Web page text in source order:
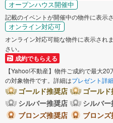
オープンハウス開催中
記載のイベントが開催中の物件に表示さ
オンライン対応可
オンライン対応可能な物件に表示され
さい。
成約でもらえる
【Yahoo!不動産】物件ご成約で最大
の対象物件です。詳細はプレゼント詳細
ゴールド推奨店
ゴール
シルバー推奨店
シルバ
ブロンズ推奨店
ブロン